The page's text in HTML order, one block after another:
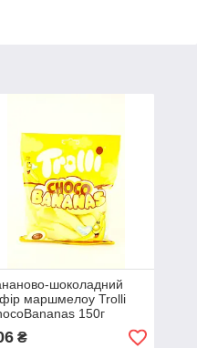
шоколадний
маршмелоу Trolli
150г
₴